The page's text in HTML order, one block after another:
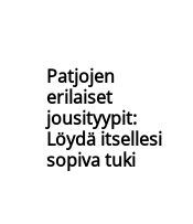
Patjojen
erilaiset
jousityypit:
Löydä itsellesi
sopiva tuki